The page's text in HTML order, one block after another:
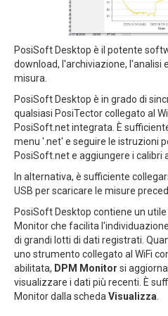
PosiSoft Desktop è il potente
download, l'archiviazione, l'analisi
misura.
PosiSoft Desktop è in grado di
qualsiasi PosiTector collegato al
PosiSoft.net integrata. È
menu '.net' e seguire le istruzioni
PosiSoft.net e aggiungere i calibri
In alternativa, è sufficiente
USB per scaricare le misure
PosiSoft Desktop contiene un
Monitor che facilita
di grandi lotti di dati registrati.
uno strumento collegato al WiFi
abilitata, DPM Monitor si
visualizzare i dati più recenti. È
Monitor dalla scheda Visualizza